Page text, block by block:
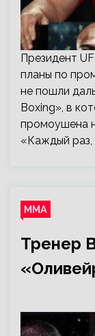
Президент
планы по
не пошли
Boxing», в
промоушена
«Каждый раз,
ММА
Тренер